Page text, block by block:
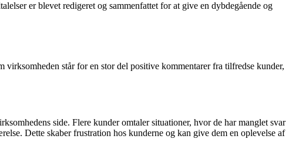
er blevet redigeret og sammenfattet for at give en dybdegående og
står for en stor del positive kommentarer fra tilfredse kunder,
side. Flere kunder omtaler situationer, hvor de har manglet svar
Dette skaber frustration hos kunderne og kan give dem en oplevelse af